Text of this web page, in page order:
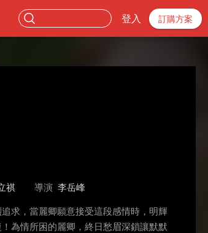
登入 訂購方案
祺 導演 李岳峰
求，當麗卿願意接受這段感情時，明輝
為情所困的麗卿，終日愁眉深鎖讓默默